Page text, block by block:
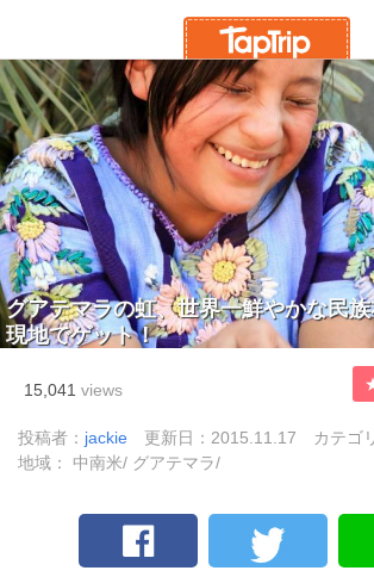
グアテマラの虹、世界一鮮やかな民
現地でゲット！
15,041 views
投稿者： jackie 更新日：2015.11.17 カテゴ
地域： 中南米/ グアテマラ/